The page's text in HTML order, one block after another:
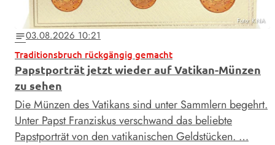
Foto: KNA
notes03.08.2026 10:21
Traditionsbruch rückgängig gemacht
Papstporträt jetzt wieder auf Vatikan-Münzen
zu sehen
Die Münzen des Vatikans sind unter Sammlern begehrt.
Unter Papst Franziskus verschwand das beliebte
Papstporträt von den vatikanischen Geldstücken. …